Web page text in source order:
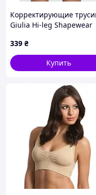
Корректирующие
Giulia Hi-leg Shapewear
339 ₴
Купить